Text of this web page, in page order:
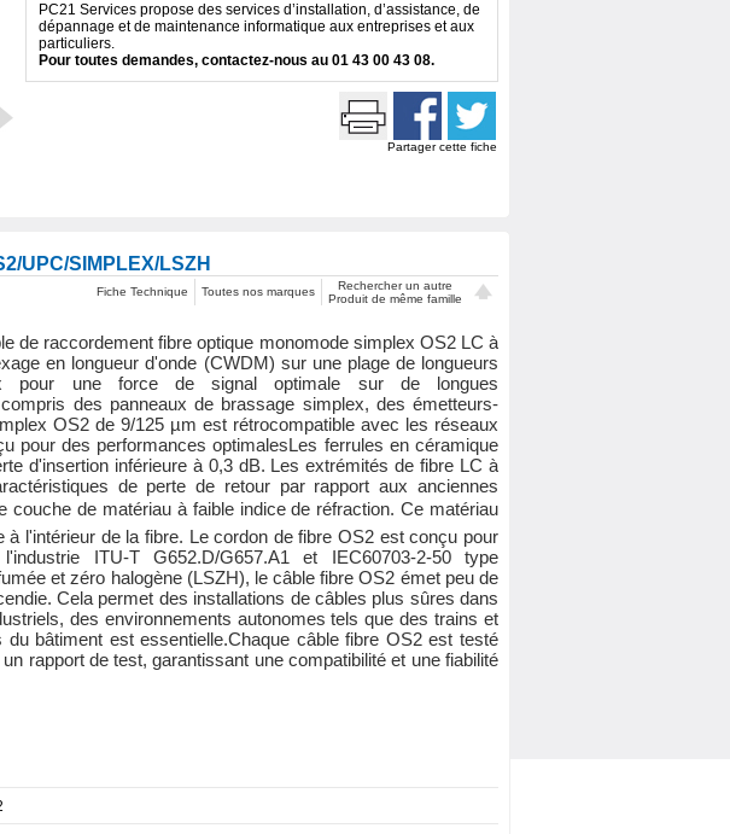
PC21 Services propose des services d’installation, d’assistance, de
dépannage et de maintenance informatique aux entreprises et aux
particuliers.
Pour toutes demandes, contactez-nous au 01 43 00 43 08.
Partager cette fiche
UPC/SIMPLEX/LSZH
Fiche Technique Toutes nos marques
Rechercher un autre
Produit de même famille
de raccordement fibre optique monomode simplex OS2 LC à
en longueur d'onde (CWDM) sur une plage de longueurs
pour une force de signal optimale sur de longues
des panneaux de brassage simplex, des émetteurs-
OS2 de 9/125 µm est rétrocompatible avec les réseaux
pour des performances optimalesLes ferrules en céramique
d'insertion inférieure à 0,3 dB. Les extrémités de fibre LC à
de perte de retour par rapport aux anciennes
couche de matériau à faible indice de réfraction. Ce matériau
l'intérieur de la fibre. Le cordon de fibre OS2 est conçu pour
ITU-T G652.D/G657.A1 et IEC60703-2-50 type
et zéro halogène (LSZH), le câble fibre OS2 émet peu de
Cela permet des installations de câbles plus sûres dans
des environnements autonomes tels que des trains et
bâtiment est essentielle.Chaque câble fibre OS2 est testé
rapport de test, garantissant une compatibilité et une fiabilité